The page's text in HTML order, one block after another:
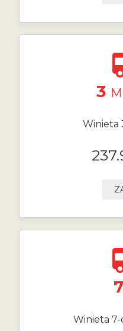
3
Winieta
7
Winieta